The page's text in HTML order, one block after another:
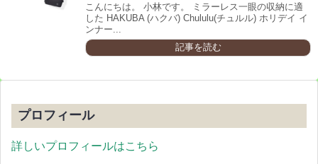
こんにちは。 小林です。 ミラーレス一眼の収納に適
した HAKUBA (ハクバ) Chululu(チュルル) ホリデイ イ
ンナー...
記事を読む
プロフィール
詳しいプロフィールはこちら